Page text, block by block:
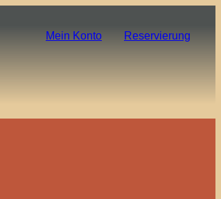
Mein Konto Reservierung